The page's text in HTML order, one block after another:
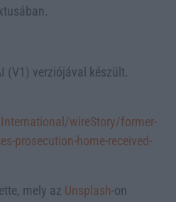
(V1) verziójával készült.
wireStory/former-
prosecution-home-received-
mely az Unsplash-on